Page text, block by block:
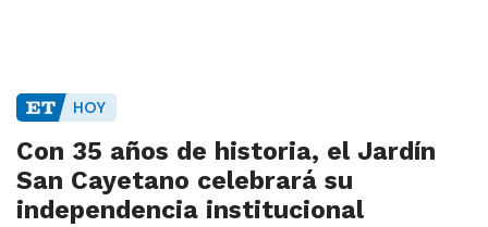
HOY
Con 35 años de historia, el Jardín
San Cayetano celebrará su
independencia institucional